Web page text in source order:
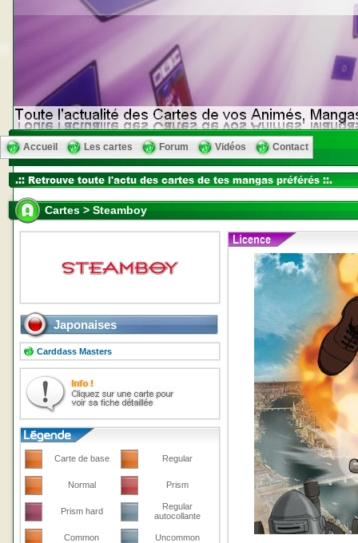
Accueil Les cartes Forum Vidéos Contact
Cartes > Steamboy
Japonaises
Carddass Masters
Carte de base Regular
Normal Prism
Prism hard
Regular
autocollante
Common Uncommon